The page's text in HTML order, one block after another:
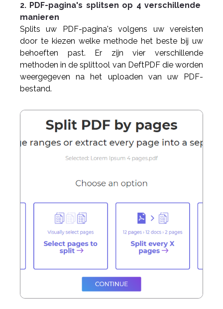
2. PDF-pagina's splitsen op 4 verschillende
manieren
Splits uw PDF-pagina's volgens uw vereisten
door te kiezen welke methode het beste bij uw
behoeften past. Er zijn vier verschillende
methoden in de splittool van DeftPDF die worden
weergegeven na het uploaden van uw PDF-
bestand.